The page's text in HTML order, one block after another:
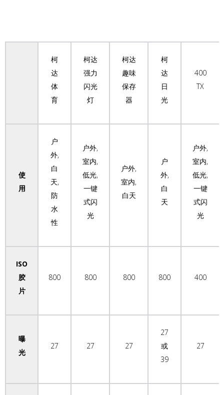
柯
达
体
育
柯达
强力
闪光
灯
柯达
趣味
保存
器
柯
达
日
光
400
TX
使
用
户
外,
白
天,
防
水
性
户外,
室内,
低光,
一键
式闪
光
户外,
室内,
白天
户
外,
白
天
户外,
室内,
低光,
一键
式闪
光
ISO
胶
片
800 800 800 800 400
曝
光
27 27 27
27
或
39
27